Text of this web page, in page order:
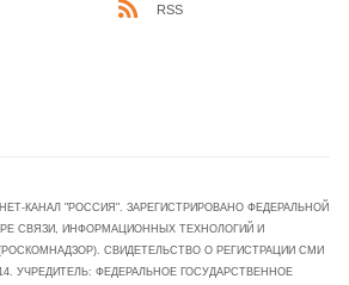
RSS
КАНАЛ "РОССИЯ". ЗАРЕГИСТРИРОВАНО ФЕДЕРАЛЬНОЙ
СВЯЗИ, ИНФОРМАЦИОННЫХ ТЕХНОЛОГИЙ И
СВИДЕТЕЛЬСТВО О РЕГИСТРАЦИИ СМИ
УЧРЕДИТЕЛЬ: ФЕДЕРАЛЬНОЕ ГОСУДАРСТВЕННОЕ